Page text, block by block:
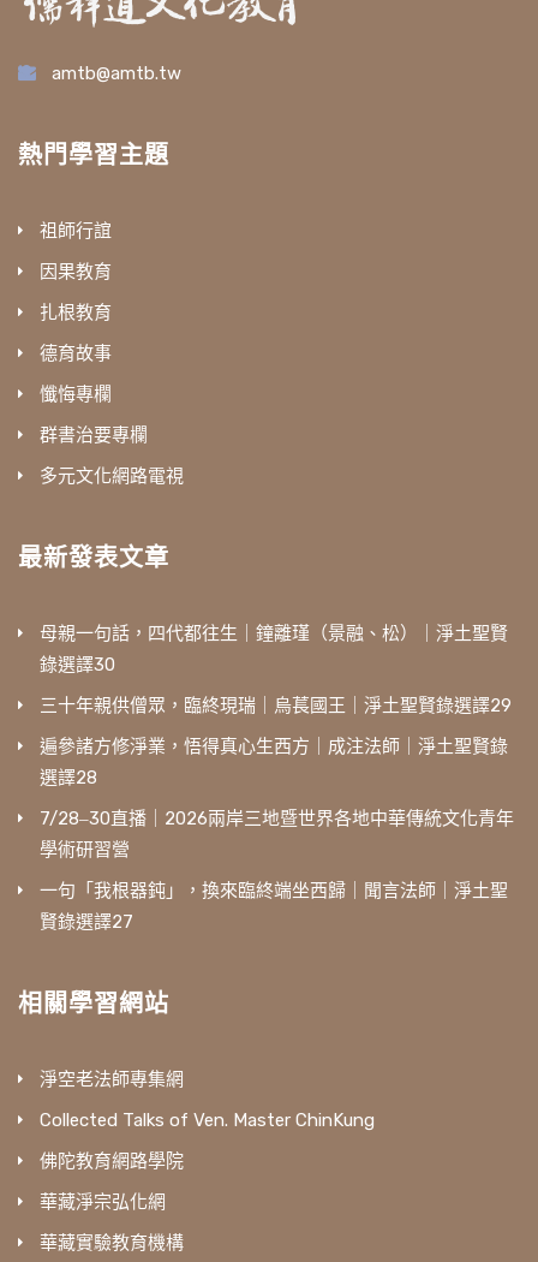
amtb@amtb.tw
熱門學習主題
祖師行誼
因果教育
扎根教育
德育故事
懺悔專欄
群書治要專欄
多元文化網路電視
最新發表文章
母親一句話，四代都往生｜鐘離瑾（景融、松）｜淨土聖賢
錄選譯30
三十年親供僧眾，臨終現瑞｜烏萇國王｜淨土聖賢錄選譯29
遍參諸方修淨業，悟得真心生西方｜成注法師｜淨土聖賢錄
選譯28
7/28‒30直播｜2026兩岸三地暨世界各地中華傳統文化青年
學術研習營
一句「我根器鈍」，換來臨終端坐西歸｜聞言法師｜淨土聖
賢錄選譯27
相關學習網站
淨空老法師專集網
Collected Talks of Ven. Master ChinKung
佛陀教育網路學院
華藏淨宗弘化網
華藏實驗教育機構